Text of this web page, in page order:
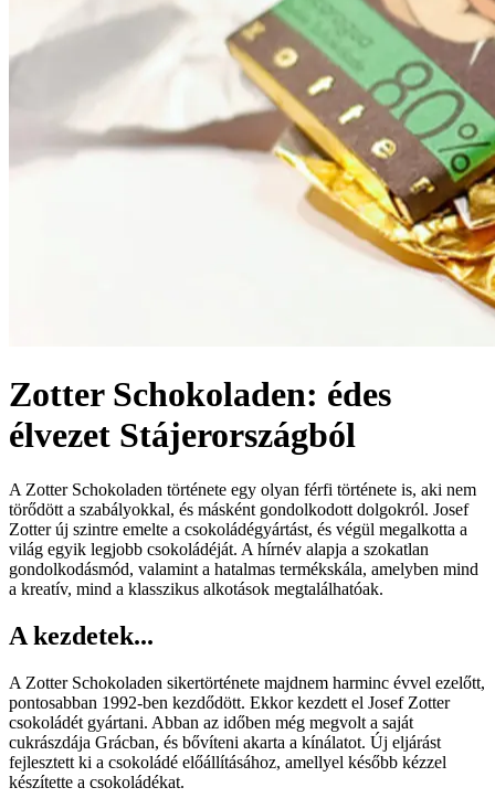
Zotter Schokoladen: édes
élvezet Stájerországból
A Zotter Schokoladen története egy olyan férfi története is, aki nem
törődött a szabályokkal, és másként gondolkodott dolgokról. Josef
Zotter új szintre emelte a csokoládégyártást, és végül megalkotta a
világ egyik legjobb csokoládéját. A hírnév alapja a szokatlan
gondolkodásmód, valamint a hatalmas termékskála, amelyben mind
a kreatív, mind a klasszikus alkotások megtalálhatóak.
A kezdetek...
A Zotter Schokoladen sikertörténete majdnem harminc évvel ezelőtt,
pontosabban 1992-ben kezdődött. Ekkor kezdett el Josef Zotter
csokoládét gyártani. Abban az időben még megvolt a saját
cukrászdája Grácban, és bővíteni akarta a kínálatot. Új eljárást
fejlesztett ki a csokoládé előállításához, amellyel később kézzel
készítette a csokoládékat.